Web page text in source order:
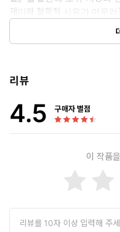
들이 연애를 경험하며 사랑에
드 보통은 그런 진부한 사랑
며 무릎을 치게 만든다. 이 책
야기와 얼핏 딱딱해 보이는 철
드 보통은 자전적인 경험과 풍
근 사랑에 빠졌거나 이별을
감을 불러일으키는 이 소설은
재미와 철학적 사유가 어우
번역 출간된 그의 작품은 지
특한 연애 소설 덕분에 그는 ‘
에를 받았으며, 같은 해 뛰어
립하고, 학생을 가르치며 책
리뷰
4.5 구매자 별점
이 작품